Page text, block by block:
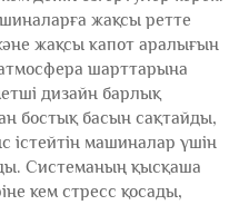
жақсы ретте
жақсы капот аралығын
шарттарына
дизайн барлық
бостық басын сақтайды,
істейтін машиналар үшін
Системаның қысқаша
кем стресс қосады,